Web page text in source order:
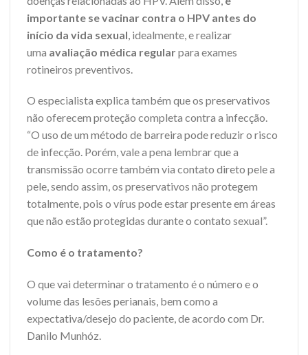
importante se vacinar contra o HPV antes do
início da vida sexual , idealmente, e realizar
uma avaliação médica regularpara exames
rotineiros preventivos.
O especialista explica também que os preservativos
não oferecem proteção completa contra a infecção.
“O uso de um método de barreira pode reduzir o risco
de infecção. Porém, vale a pena lembrar que a
transmissão ocorre também via contato direto pele a
pele, sendo assim, os preservativos não protegem
totalmente, pois o vírus pode estar presente em áreas
que não estão protegidas durante o contato sexual”.
Como é o tratamento?
O que vai determinar o tratamento é o número e o
volume das lesões perianais, bem como a
expectativa/desejo do paciente, de acordo com Dr.
Danilo Munhóz.